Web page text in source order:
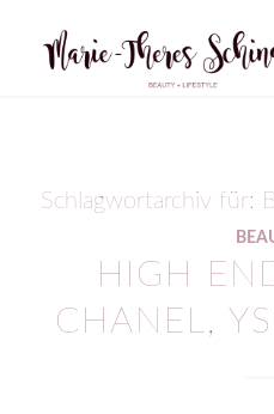
Schlagwortarchiv für:
HIGH
CHANEL,